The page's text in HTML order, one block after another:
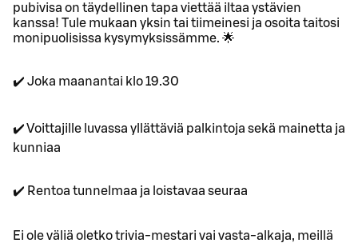
pubivisa on täydellinen tapa viettää iltaa ystävien
kanssa! Tule mukaan yksin tai tiimeinesi ja osoita taitosi
monipuolisissa kysymyksissämme. 🌟
✔️ Joka maanantai klo 19.30
✔️ Voittajille luvassa yllättäviä palkintoja sekä mainetta ja
kunniaa
✔️ Rentoa tunnelmaa ja loistavaa seuraa
Ei ole väliä oletko trivia-mestari vai vasta-alkaja, meillä